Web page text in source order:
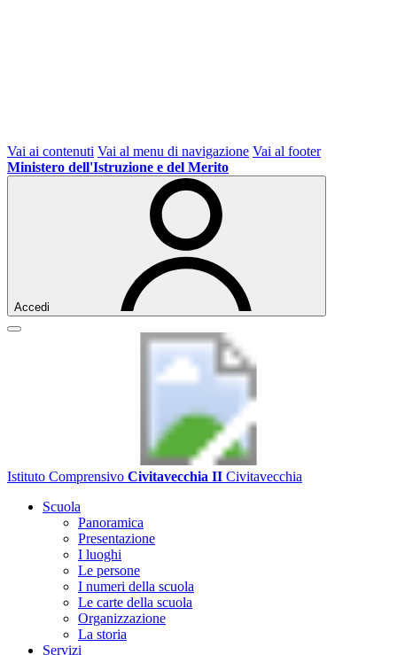
Vai ai contenuti Vai al menu di navigazione Vai al footer
Ministero dell'Istruzione e del Merito
Accedi
Istituto Comprensivo Civitavecchia II Civitavecchia
Scuola
Panoramica
Presentazione
I luoghi
Le persone
I numeri della scuola
Le carte della scuola
Organizzazione
La storia
Servizi